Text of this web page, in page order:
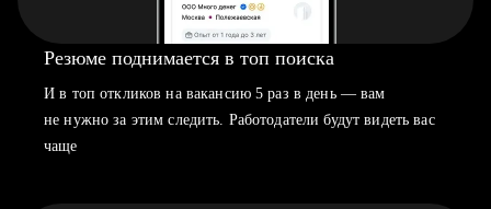
Резюме поднимается в топ поиска
И в топ откликов на вакансию 5 раз в день — вам
не нужно за этим следить. Работодатели будут видеть вас
чаще